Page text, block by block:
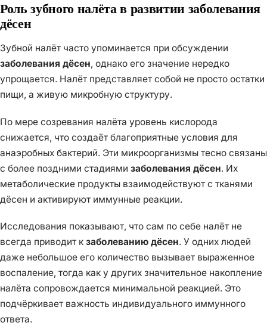
Роль зубного налёта в развитии заболевания
дёсен
Зубной налёт часто упоминается при обсуждении
заболевания дёсен, однако его значение нередко
упрощается. Налёт представляет собой не просто остатки
пищи, а живую микробную структуру.
По мере созревания налёта уровень кислорода
снижается, что создаёт благоприятные условия для
анаэробных бактерий. Эти микроорганизмы тесно связаны
с более поздними стадиями заболевания дёсен. Их
метаболические продукты взаимодействуют с тканями
дёсен и активируют иммунные реакции.
Исследования показывают, что сам по себе налёт не
всегда приводит к заболеванию дёсен. У одних людей
даже небольшое его количество вызывает выраженное
воспаление, тогда как у других значительное накопление
налёта сопровождается минимальной реакцией. Это
подчёркивает важность индивидуального иммунного
ответа.